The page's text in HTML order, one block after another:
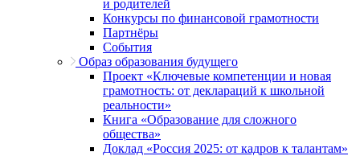
и родителей
Конкурсы по финансовой грамотности
Партнёры
События
Образ образования будущего
Проект «Ключевые компетенции и новая
грамотность: от деклараций к школьной
реальности»
Книга «Образование для сложного
общества»
Доклад «Россия 2025: от кадров к талантам»